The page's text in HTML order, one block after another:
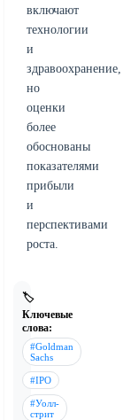
включают
технологии
и
здравоохранение,
но
оценки
более
обоснованы
показателями
прибыли
и
перспективами
роста.
🏷️
Ключевые
слова:
#Goldman
Sachs
#IPO
#Уолл-
стрит